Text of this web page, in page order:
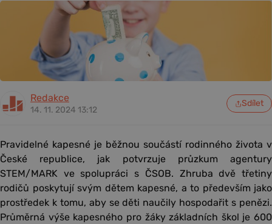
Redakce
14. 11. 2024 13:12
Sdílet
Pravidelné kapesné je běžnou součástí rodinného života v
České republice, jak potvrzuje průzkum agentury
STEM/MARK ve spolupráci s ČSOB. Zhruba dvě třetiny
rodičů poskytují svým dětem kapesné, a to především jako
prostředek k tomu, aby se děti naučily hospodařit s penězi.
Průměrná výše kapesného pro žáky základních škol je 600